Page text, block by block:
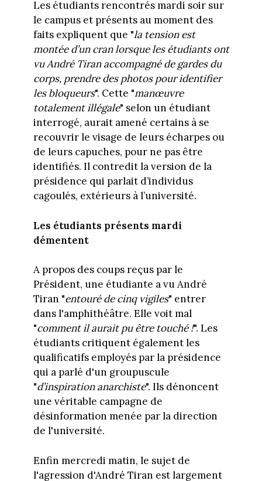
Les étudiants rencontrés mardi soir sur
le campus et présents au moment des
faits expliquent que "la tension est
montée d’un cran lorsque les étudiants ont
vu André Tiran accompagné de gardes du
corps, prendre des photos pour identifier
les bloqueurs". Cette "manœuvre
totalement illégale" selon un étudiant
interrogé, aurait amené certains à se
recouvrir le visage de leurs écharpes ou
de leurs capuches, pour ne pas être
identifiés. Il contredit la version de la
présidence qui parlait d’individus
cagoulés, extérieurs à l’université.
Les étudiants présents mardi
démentent
A propos des coups reçus par le
Président, une étudiante a vu André
Tiran "entouré de cinq vigiles" entrer
dans l'amphithéâtre. Elle voit mal
"comment il aurait pu être touché !". Les
étudiants critiquent également les
qualificatifs employés par la présidence
qui a parlé d'un groupuscule
"d’inspiration anarchiste". Ils dénoncent
une véritable campagne de
désinformation menée par la direction
de l'université.
Enfin mercredi matin, le sujet de
l'agression d'André Tiran est largement